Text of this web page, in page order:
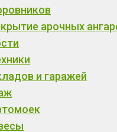
арочных
и гаражей